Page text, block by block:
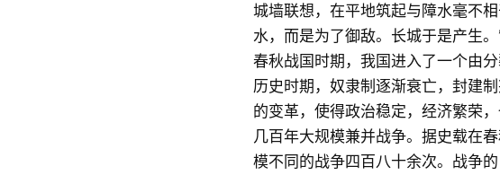
城墙联想，在平地筑起与障水毫不
水，而是为了御敌。长城于是产生。
春秋战国时期，我国进入了一个由
历史时期，奴隶制逐渐衰亡，封建
的变革，使得政治稳定，经济繁荣
几百年大规模兼并战争。据史载在
模不同的战争四百八十余次。战争